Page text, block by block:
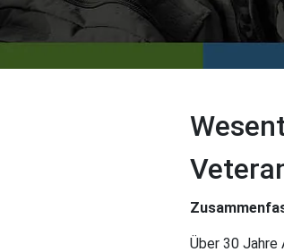
Über 30 Jahre